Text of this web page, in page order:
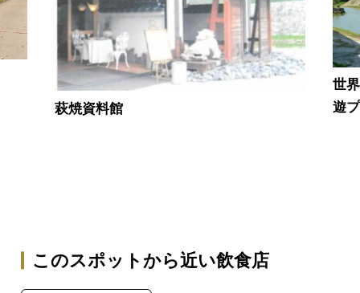
萩焼資料館
世
遊
このスポットから近い飲食店